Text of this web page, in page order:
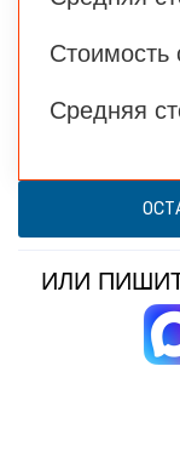
Стоимость
Средняя
ИЛИ